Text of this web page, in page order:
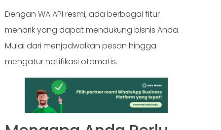
Dengan WA API resmi, ada berbagai fitur
menarik yang dapat mendukung bisnis Anda.
Mulai dari menjadwalkan pesan hingga
mengatur notifikasi otomatis.